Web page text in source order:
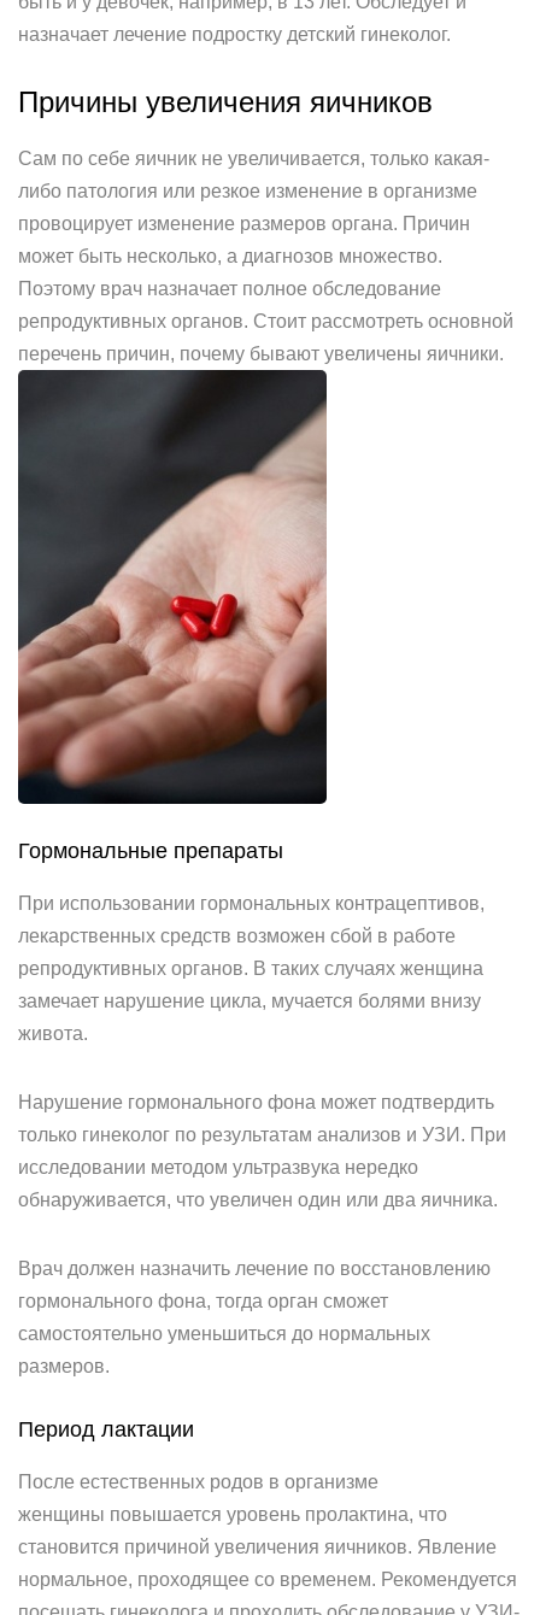
назначает лечение подростку детский гинеколог.
Причины увеличения яичников
Сам по себе яичник не увеличивается, только какая-
либо патология или резкое изменение в организме
провоцирует изменение размеров органа. Причин
может быть несколько, а диагнозов множество.
Поэтому врач назначает полное обследование
репродуктивных органов. Стоит рассмотреть основной
перечень причин, почему бывают увеличены яичники.
Гормональные препараты
При использовании гормональных контрацептивов,
лекарственных средств возможен сбой в работе
репродуктивных органов. В таких случаях женщина
замечает нарушение цикла, мучается болями внизу
живота.
Нарушение гормонального фона может подтвердить
только гинеколог по результатам анализов и УЗИ. При
исследовании методом ультразвука нередко
обнаруживается, что увеличен один или два яичника.
Врач должен назначить лечение по восстановлению
гормонального фона, тогда орган сможет
самостоятельно уменьшиться до нормальных
размеров.
Период лактации
После естественных родов в организме
женщины повышается уровень пролактина, что
становится причиной увеличения яичников. Явление
нормальное, проходящее со временем. Рекомендуется